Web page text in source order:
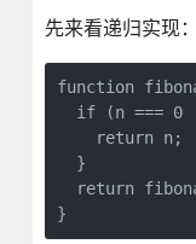
先来看递归实现：
function
if (n === 0
    return n;
  }
return